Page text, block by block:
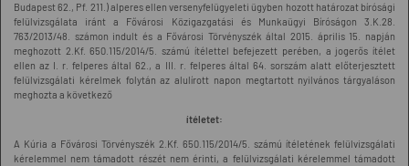
Budapest 62., Pf. 211.) alperes ellen versenyfelügyeleti ügyben hozott határozat bírósági
felülvizsgálata iránt a Fővárosi Közigazgatási és Munkaügyi Bíróságon 3.K.28.
763/2013/48. számon indult és a Fővárosi Törvényszék által 2015. április 15. napján
meghozott 2.Kf. 650.115/2014/5. számú ítélettel befejezett perében, a jogerős ítélet
ellen az I. r. felperes által 62., a III. r. felperes által 64. sorszám alatt előterjesztett
felülvizsgálati kérelmek folytán az alulírott napon megtartott nyilvános tárgyaláson
meghozta a következő
ítéletet:
A Kúria a Fővárosi Törvényszék 2.Kf. 650.115/2014/5. számú ítéletének felülvizsgálati
kérelemmel nem támadott részét nem érinti, a felülvizsgálati kérelemmel támadott